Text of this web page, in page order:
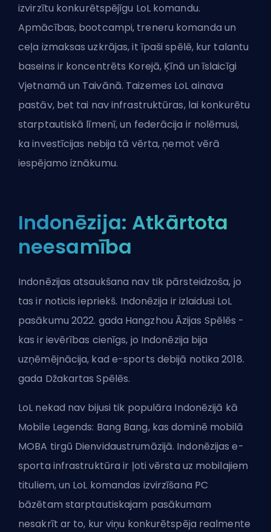
izvirzītu konkurētspējīgu LoL komandu.
Apmācības, bootcampi, treneru komanda un
ceļa izmaksas uzkrājas, it īpaši spēlē, kur talantu
baseins ir koncentrēts Korejā, Ķīnā un īslaicīgi
Vjetnamā un Taivānā. Taizemes LoL ainava
pastāv, bet tai nav infrastruktūras, lai konkurētu
starptautiskā līmenī, un federācija ir nolēmusi,
ka investīcijas nebija tā vērta, ņemot vērā
iespējamo iznākumu.
Indonēzija: Atkārtota
neesamība
Indonēzijas atsaukšana nav tik pārsteidzoša, jo
tas ir noticis iepriekš. Indonēzija ir izlaidusi LoL
pasākumu 2022. gada Hangzhou Āzijas Spēlēs -
kas ir ievērības cienīgs, jo Indonēzija bija
uzņēmējnācija, kad e-sports debijā notika 2018.
gada Džakartas Spēlēs.
LoL nekad nav bijusi tik populāra Indonēzijā kā
Mobile Legends: Bang Bang, kas dominē mobilā
MOBA tirgū Dienvidaustrumāzijā. Indonēzijas e-
sporta infrastruktūra ir ļoti vērsta uz mobilajiem
tituliem, un LoL komandas izvirzīšana PC
bāzētam starptautiskajam pasākumam
nesakrīt ar to, kur viņu konkurētspēja realmente